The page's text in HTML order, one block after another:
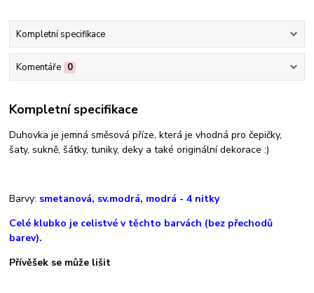
Kompletní specifikace
Komentáře 0
Kompletní specifikace
Duhovka je jemná směsová příze, která je vhodná pro čepičky,
šaty, sukně, šátky, tuniky, deky a také originální dekorace :)
Barvy: smetanová, sv.modrá, modrá - 4 nitky
Celé klubko je celistvé v těchto barvách (bez přechodů
barev).
Přívěšek se může lišit